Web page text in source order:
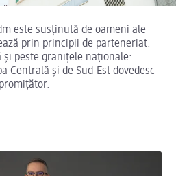
este susținută de oameni ale
prin principii de parteneriat.
și peste granițele naționale:
Centrală și de Sud-Est dovedesc